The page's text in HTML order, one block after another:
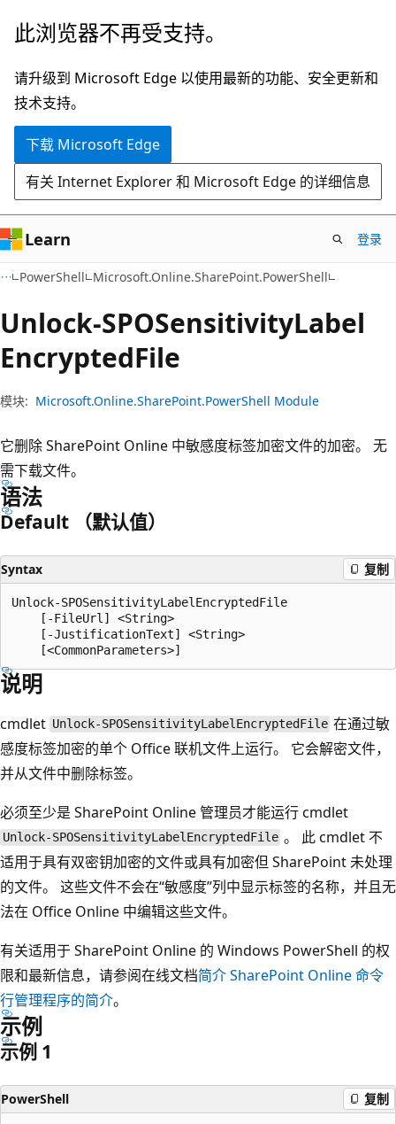
跳
主
要
内
跳
页
内
导
此浏览器不再受支持。
请升级到 Microsoft Edge 以使用最新的功能、安全更新和
技术支持。
下载 Microsoft Edge
有关 Internet Explorer 和 Microsoft Edge 的详细信息
Learn 登录
PowerShell Microsoft.Online.SharePoint.PowerShell
Unlock-SPOSensitivityLabel
EncryptedFile
模块: Microsoft.Online.SharePoint.PowerShell Module
它删除 SharePoint Online 中敏感度标签加密文件的加密。 无
需下载文件。
语法
Default （默认值）
Syntax 复制
Unlock-SPOSensitivityLabelEncryptedFile
    [-FileUrl] <String>
    [-JustificationText] <String>
说明
cmdlet Unlock-SPOSensitivityLabelEncryptedFile 在通过敏
感度标签加密的单个 Office 联机文件上运行。 它会解密文件，
并从文件中删除标签。
必须至少是 SharePoint Online 管理员才能运行 cmdlet
Unlock-SPOSensitivityLabelEncryptedFile 。 此 cmdlet 不
适用于具有双密钥加密的文件或具有加密但 SharePoint 未处理
的文件。 这些文件不会在“敏感度”列中显示标签的名称，并且无
法在 Office Online 中编辑这些文件。
有关适用于 SharePoint Online 的 Windows PowerShell 的权
限和最新信息，请参阅在线文档简介 SharePoint Online 命令
行管理程序的简介。
示例
示例 1
PowerShell 复制